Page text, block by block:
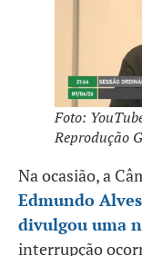
Foto:
Reprodução
Na ocasião, a
Edmundo
divulgou uma
interrupção